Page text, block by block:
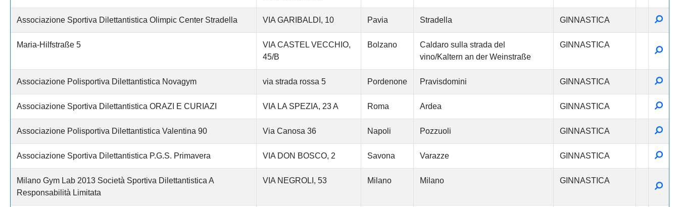
Associazione Sportiva Dilettantistica Olimpic Center Stradella VIA GARIBALDI, 10 Pavia Stradella GINNASTICA
Maria-Hilfstraße 5
VIA CASTEL VECCHIO,
45/B
Bolzano
Caldaro sulla strada del
vino/Kaltern an der Weinstraße
GINNASTICA
Associazione Polisportiva Dilettantistica Novagym via strada rossa 5 Pordenone Pravisdomini GINNASTICA
Associazione Sportiva Dilettantistica ORAZI E CURIAZI VIA LA SPEZIA, 23 A Roma Ardea GINNASTICA
Associazione Polisportiva Dilettantistica Valentina 90 Via Canosa 36 Napoli Pozzuoli GINNASTICA
Associazione Sportiva Dilettantistica P.G.S. Primavera VIA DON BOSCO, 2 Savona Varazze GINNASTICA
Milano Gym Lab 2013 Società Sportiva Dilettantistica A
Responsabilità Limitata
VIA NEGROLI, 53 Milano Milano GINNASTICA